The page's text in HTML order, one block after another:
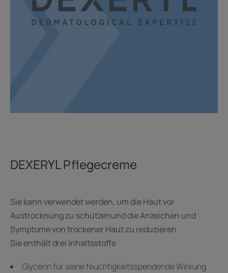
DEXERYL Pflegecreme
Sie kann verwendet werden, um die Haut vor
Austrocknung zu schützenund die Anzeichen und
Symptome von trockener Haut zu reduzieren
Sie enthält drei Inhaltsstoffe
Glycerin für seine feuchtigkeitsspendende Wirkung